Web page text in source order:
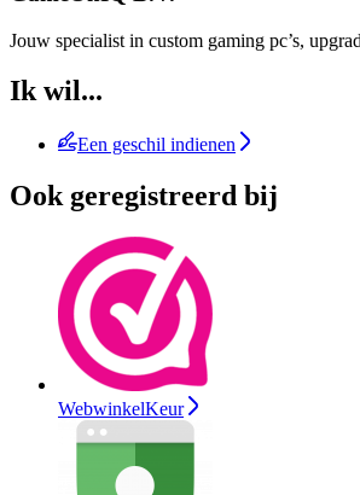
Jouw specialist in custom gaming pc’s,
Ik wil...
Een geschil indienen
Ook geregistreerd bij
WebwinkelKeur